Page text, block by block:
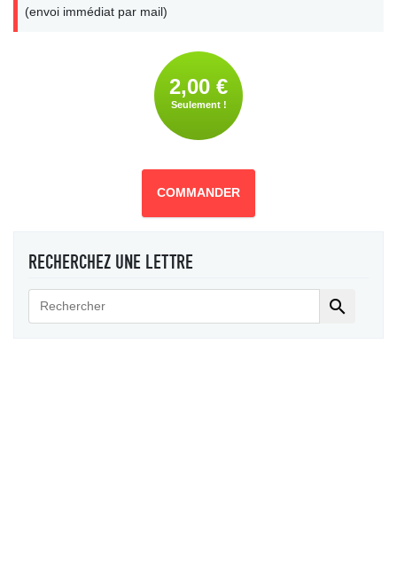
(envoi immédiat par mail)
2,00 €
Seulement !
COMMANDER
RECHERCHEZ UNE LETTRE
